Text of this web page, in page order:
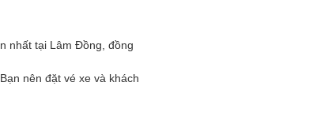
nhất tại Lâm Đồng, đồng
nên đặt vé xe và khách